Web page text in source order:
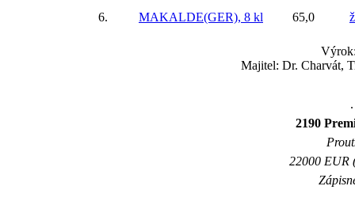
6. MAKALDE(GER), 8 kl 65,0
Majitel: Dr. Charvát,
2190
22000 EUR